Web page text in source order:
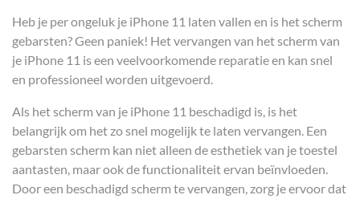
Heb je per ongeluk je iPhone 11 laten vallen en is het scherm
gebarsten? Geen paniek! Het vervangen van het scherm van
je iPhone 11 is een veelvoorkomende reparatie en kan snel
en professioneel worden uitgevoerd.
Als het scherm van je iPhone 11 beschadigd is, is het
belangrijk om het zo snel mogelijk te laten vervangen. Een
gebarsten scherm kan niet alleen de esthetiek van je toestel
aantasten, maar ook de functionaliteit ervan beïnvloeden.
Door een beschadigd scherm te vervangen, zorg je ervoor dat